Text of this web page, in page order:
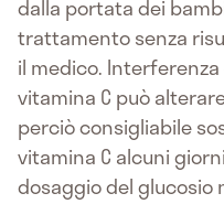
dalla portata dei
trattamento senza
il medico.
vitamina C può
perciò consigliabile
vitamina C alcuni
dosaggio del glucosio